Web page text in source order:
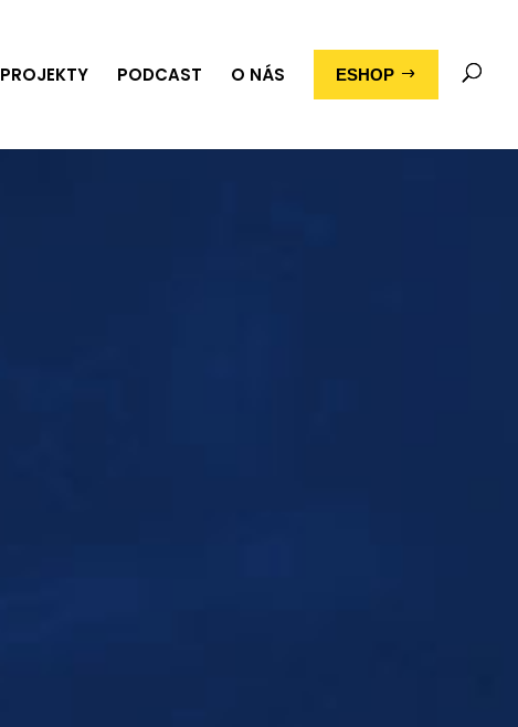
PROJEKTY PODCAST O NÁS ESHOP